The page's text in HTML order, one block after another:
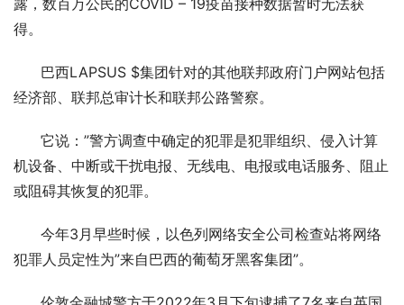
露，数百万公民的COVID – 19疫苗接种数据暂时无法获
得。
经济部、联邦总审计长和联邦公路警察。
机设备、中断或干扰电报、无线电、电报或电话服务、阻止
或阻碍其恢复的犯罪。
犯罪人员定性为”来自巴西的葡萄牙黑客集团”。